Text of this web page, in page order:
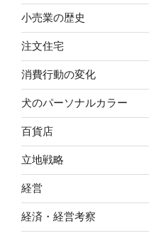
小売業の歴史
注文住宅
消費行動の変化
犬のパーソナルカラー
百貨店
立地戦略
経営
経済・経営考察